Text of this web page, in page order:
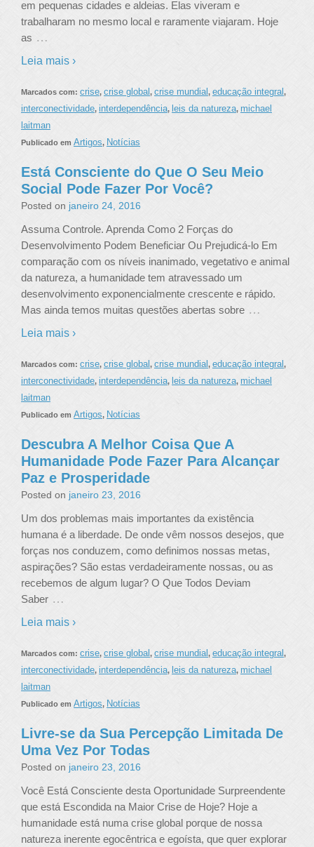
em pequenas cidades e aldeias. Elas viveram e
trabalharam no mesmo local e raramente viajaram. Hoje
as …
Leia mais ›
Marcados com: crise, crise global, crise mundial, educação integral,
interconectividade, interdependência, leis da natureza, michael
laitman
Publicado em Artigos, Notícias
Está Consciente do Que O Seu Meio
Social Pode Fazer Por Você?
Posted on janeiro 24, 2016
Assuma Controle. Aprenda Como 2 Forças do
Desenvolvimento Podem Beneficiar Ou Prejudicá-lo Em
comparação com os níveis inanimado, vegetativo e animal
da natureza, a humanidade tem atravessado um
desenvolvimento exponencialmente crescente e rápido.
Mas ainda temos muitas questões abertas sobre …
Leia mais ›
Marcados com: crise, crise global, crise mundial, educação integral,
interconectividade, interdependência, leis da natureza, michael
laitman
Publicado em Artigos, Notícias
Descubra A Melhor Coisa Que A
Humanidade Pode Fazer Para Alcançar
Paz e Prosperidade
Posted on janeiro 23, 2016
Um dos problemas mais importantes da existência
humana é a liberdade. De onde vêm nossos desejos, que
forças nos conduzem, como definimos nossas metas,
aspirações? São estas verdadeiramente nossas, ou as
recebemos de algum lugar? O Que Todos Deviam
Saber …
Leia mais ›
Marcados com: crise, crise global, crise mundial, educação integral,
interconectividade, interdependência, leis da natureza, michael
laitman
Publicado em Artigos, Notícias
Livre-se da Sua Percepção Limitada De
Uma Vez Por Todas
Posted on janeiro 23, 2016
Você Está Consciente desta Oportunidade Surpreendente
que está Escondida na Maior Crise de Hoje? Hoje a
humanidade está numa crise global porque de nossa
natureza inerente egocêntrica e egoísta, que quer explorar